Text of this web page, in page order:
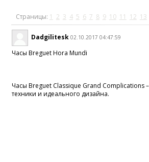
Страницы: 1 2 3 4 5 6 7 8 9 10 11 12 13
Dadgilitesk 02.10.2017 04:47:59
Часы Breguet Hora Mundi
Часы Breguet Classique Grand
техники и идеального дизайна.